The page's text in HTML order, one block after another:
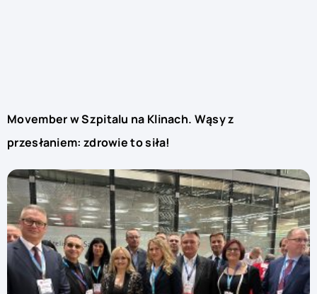
Movember w Szpitalu na Klinach. Wąsy z
przesłaniem: zdrowie to siła!